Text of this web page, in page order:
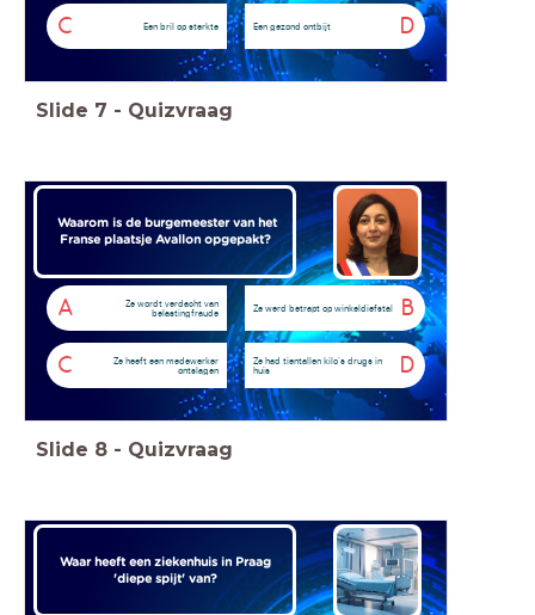
C Een bril op sterkte D
Een gezond ontbijt
Slide 7 - Quizvraag
Waarom is de burgemeester van het
Franse plaatsje Avallon opgepakt?
A
Ze wordt verdacht van
belastingfraude
B
Ze werd betrapt op winkeldiefstal
C
Ze heeft een medewerker
ontslagen
D
Ze had tientallen kilo's drugs in
huis
Slide 8 - Quizvraag
Waar heeft een ziekenhuis in Praag
'diepe spijt' van?